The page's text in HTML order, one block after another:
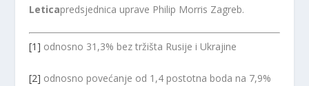
Leticapredsjednica uprave Philip Morris Zagreb.
[1] odnosno 31,3% bez tržišta Rusije i Ukrajine
[2] odnosno povećanje od 1,4 postotna boda na 7,9%